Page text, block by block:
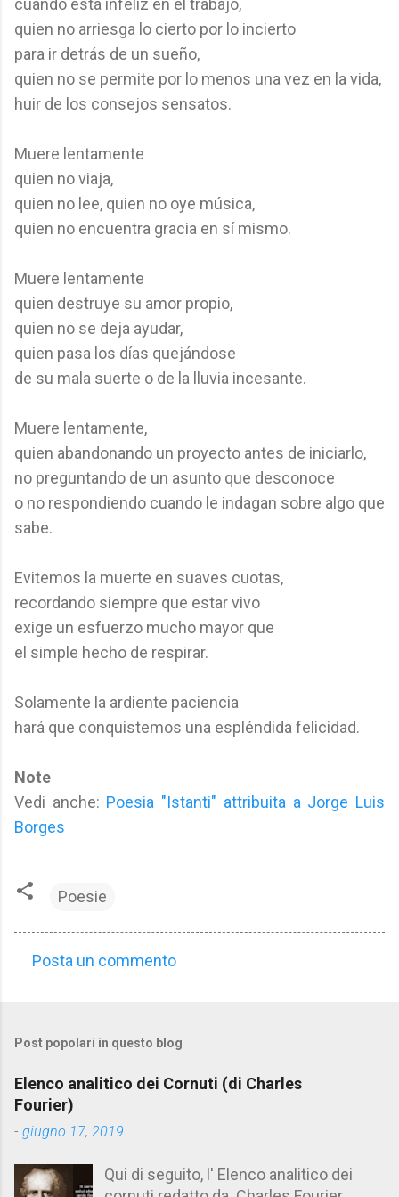
cuando está infeliz en el trabajo,
quien no arriesga lo cierto por lo incierto
para ir detrás de un sueño,
quien no se permite por lo menos una vez en la vida,
huir de los consejos sensatos.
Muere lentamente
quien no viaja,
quien no lee, quien no oye música,
quien no encuentra gracia en sí mismo.
Muere lentamente
quien destruye su amor propio,
quien no se deja ayudar,
quien pasa los días quejándose
de su mala suerte o de la lluvia incesante.
Muere lentamente,
quien abandonando un proyecto antes de iniciarlo,
no preguntando de un asunto que desconoce
o no respondiendo cuando le indagan sobre algo que
sabe.
Evitemos la muerte en suaves cuotas,
recordando siempre que estar vivo
exige un esfuerzo mucho mayor que
el simple hecho de respirar.
Solamente la ardiente paciencia
hará que conquistemos una espléndida felicidad.
Note
Vedi anche: Poesia "Istanti" attribuita a Jorge Luis
Borges
Poesie
m
e
n
t
Posta un commento
Post popolari in questo blog
Elenco analitico dei Cornuti (di Charles
Fourier)
- giugno 17, 2019
Qui di seguito, l' Elenco analitico dei